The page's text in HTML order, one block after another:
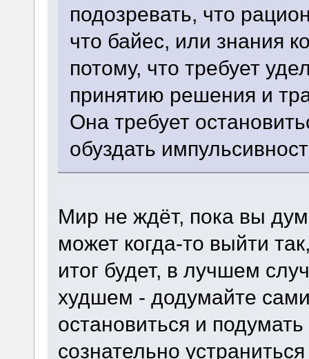
подозревать, что
что байес, или знания
потому, что требует
принятию решения и
Она требует
обуздать
Мир не ждёт, пока вы
может когда-то выйти
итог будет, в лучшем
худшем - додумайте
остановиться и
сознательно